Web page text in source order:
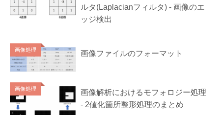
ルタ(Laplacianフィルタ) - 画像のエ
ッジ検出
画像処理 画像ファイルのフォーマット
画像処理
画像解析におけるモフォロジー処理
- 2値化箇所整形処理のまとめ